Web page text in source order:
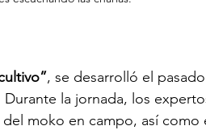
, se desarrolló el
la jornada, los
moko en campo, así como